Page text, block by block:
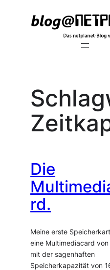
Die
rd.
Meine erste
eine Multimediacard von
mit der sagenhaften
Speicherkapazität von